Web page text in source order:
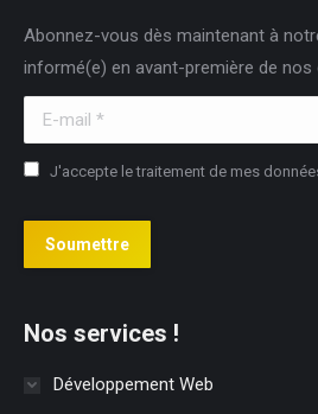
new
window
new
window
new
window
Abonnez-vous dès maintenant à
informé(e) en avant-première de nos
E-mail *
J'accepte le traitement de mes
Soumettre
Nos services !
Développement Web